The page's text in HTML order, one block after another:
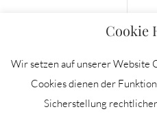
Cookie
Wir setzen auf unserer Website
Cookies dienen der
Sicherstellung